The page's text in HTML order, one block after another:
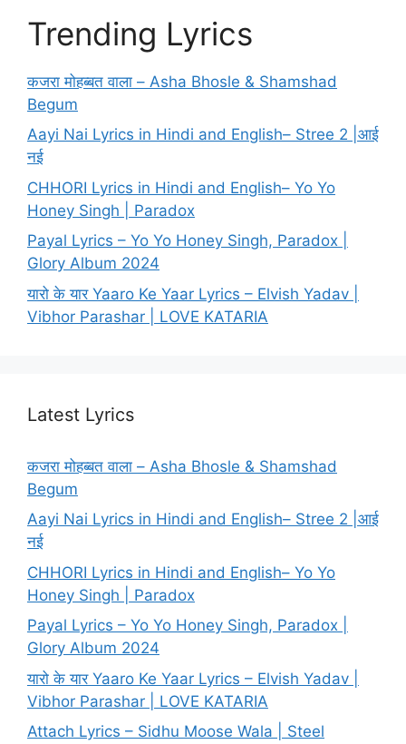
Trending Lyrics
कजरा मोहब्बत वाला – Asha Bhosle & Shamshad
Begum
Aayi Nai Lyrics in Hindi and English– Stree 2 |आई
नई
CHHORI Lyrics in Hindi and English– Yo Yo
Honey Singh | Paradox
Payal Lyrics – Yo Yo Honey Singh, Paradox |
Glory Album 2024
यारो के यार Yaaro Ke Yaar Lyrics – Elvish Yadav |
Vibhor Parashar | LOVE KATARIA
Latest Lyrics
कजरा मोहब्बत वाला – Asha Bhosle & Shamshad
Begum
Aayi Nai Lyrics in Hindi and English– Stree 2 |आई
नई
CHHORI Lyrics in Hindi and English– Yo Yo
Honey Singh | Paradox
Payal Lyrics – Yo Yo Honey Singh, Paradox |
Glory Album 2024
यारो के यार Yaaro Ke Yaar Lyrics – Elvish Yadav |
Vibhor Parashar | LOVE KATARIA
Attach Lyrics – Sidhu Moose Wala | Steel